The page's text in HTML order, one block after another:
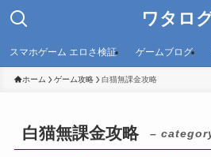
ワタロ
スマホゲーム エロさ検証 ゲームブログ
ホーム ゲーム攻略 白猫無課金攻略
白猫無課金攻略 –